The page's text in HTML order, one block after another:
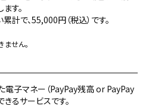
す。
計で、55,000円（税込）です。
せん。
電子マネー（PayPay残高 or PayPay
るサービスです。